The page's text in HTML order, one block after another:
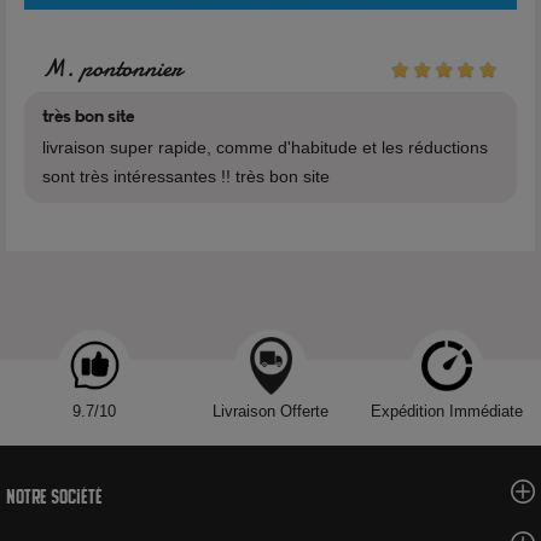
M. pontonnier
très bon site
livraison super rapide, comme d'habitude et les réductions
sont très intéressantes !! très bon site
9.7/10 Livraison Offerte Expédition Immédiate
Notre société